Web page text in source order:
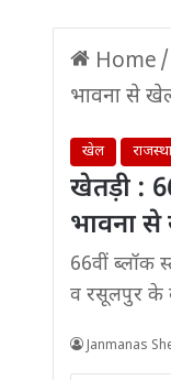
Home /
भावना से
खेल
खेतड़ी :
भावना
66वीं ब्लॉक
व रसूलपुर
Janmanas